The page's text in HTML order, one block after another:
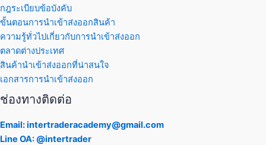
กฎระเบียบข้อบังคับ
ขั้นตอนการนำเข้าส่งออกสินค้า
ความรู้ทั่วไปเกี่ยวกับการนำเข้าส่งออก
ตลาดต่างประเทศ
สินค้านำเข้าส่งออกที่น่าสนใจ
เอกสารการนำเข้าส่งออก
ช่องทางติดต่อ
Email: intertraderacademy@gmail.com
Line OA: @intertrader